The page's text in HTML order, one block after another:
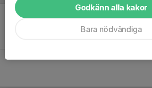
Inget referat skrivet
Godkänn alla kakor
Bara nödvändiga